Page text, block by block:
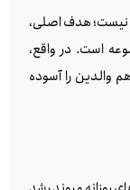
نیست؛ هدف اصلی،
است. در واقع،
والدین را آسوده